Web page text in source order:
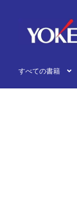
ョ
へ
すべての書籍